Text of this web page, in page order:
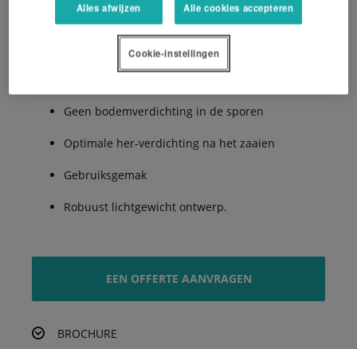
De voordelen:
Geen bodemverdichting in de sporen
Optimale her-verdichting na het zaaien
Gebruiksgemak
Robuust lichtgewicht ontwerp.
EEN OFFERTE AANVRAGEN
BROCHURE
Alles afwijzen Alle cookies accepteren
Cookie-instellingen